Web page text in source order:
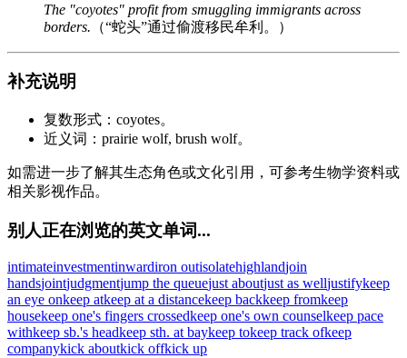
The "coyotes" profit from smuggling immigrants across
borders. （“蛇头”通过偷渡移民牟利。）
补充说明
复数形式：coyotes。
近义词：prairie wolf, brush wolf。
如需进一步了解其生态角色或文化引用，可参考生物学资料或
相关影视作品。
别人正在浏览的英文单词...
intimateinvestmentinwardiron outisolatehighlandjoin
handsjointjudgmentjump the queuejust aboutjust as welljustifykeep
an eye onkeep atkeep at a distancekeep backkeep fromkeep
housekeep one's fingers crossedkeep one's own counselkeep pace
withkeep sb.'s headkeep sth. at baykeep tokeep track ofkeep
companykick aboutkick offkick up